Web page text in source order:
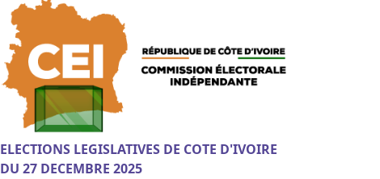
ELECTIONS LEGISLATIVES DE COTE D'IVOIRE
DU 27 DECEMBRE 2025